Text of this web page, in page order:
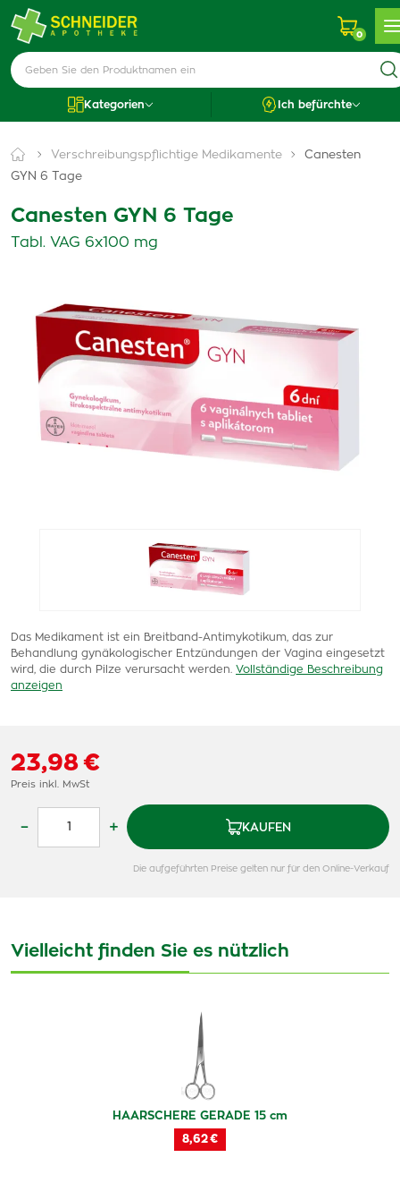
0
Kategorien Ich befürchte
Verschreibungspflichtige Medikamente
Canesten
GYN 6 Tage
Canesten GYN 6 Tage
Tabl. VAG 6x100 mg
Das Medikament ist ein Breitband-Antimykotikum, das zur
Behandlung gynäkologischer Entzündungen der Vagina eingesetzt
wird, die durch Pilze verursacht werden. Vollständige Beschreibung
anzeigen
23,98 €
Preis inkl. MwSt
– + KAUFEN
Die aufgeführten Preise gelten nur für den Online-Verkauf
Vielleicht finden Sie es nützlich
HAARSCHERE GERADE 15 cm
8,62 €